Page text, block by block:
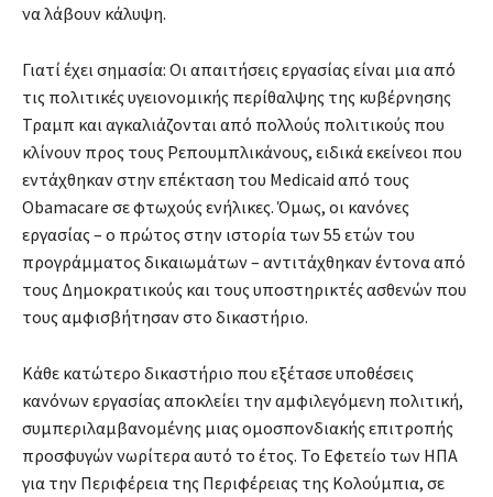
να λάβουν κάλυψη.
Γιατί έχει σημασία: Οι απαιτήσεις εργασίας είναι μια από
τις πολιτικές υγειονομικής περίθαλψης της κυβέρνησης
Τραμπ και αγκαλιάζονται από πολλούς πολιτικούς που
κλίνουν προς τους Ρεπουμπλικάνους, ειδικά εκείνεοι που
εντάχθηκαν στην επέκταση του Medicaid από τους
Obamacare σε φτωχούς ενήλικες. Όμως, οι κανόνες
εργασίας – ο πρώτος στην ιστορία των 55 ετών του
προγράμματος δικαιωμάτων – αντιτάχθηκαν έντονα από
τους Δημοκρατικούς και τους υποστηρικτές ασθενών που
τους αμφισβήτησαν στο δικαστήριο.
Κάθε κατώτερο δικαστήριο που εξέτασε υποθέσεις
κανόνων εργασίας αποκλείει την αμφιλεγόμενη πολιτική,
συμπεριλαμβανομένης μιας ομοσπονδιακής επιτροπής
προσφυγών νωρίτερα αυτό το έτος. Το Εφετείο των ΗΠΑ
για την Περιφέρεια της Περιφέρειας της Κολούμπια, σε